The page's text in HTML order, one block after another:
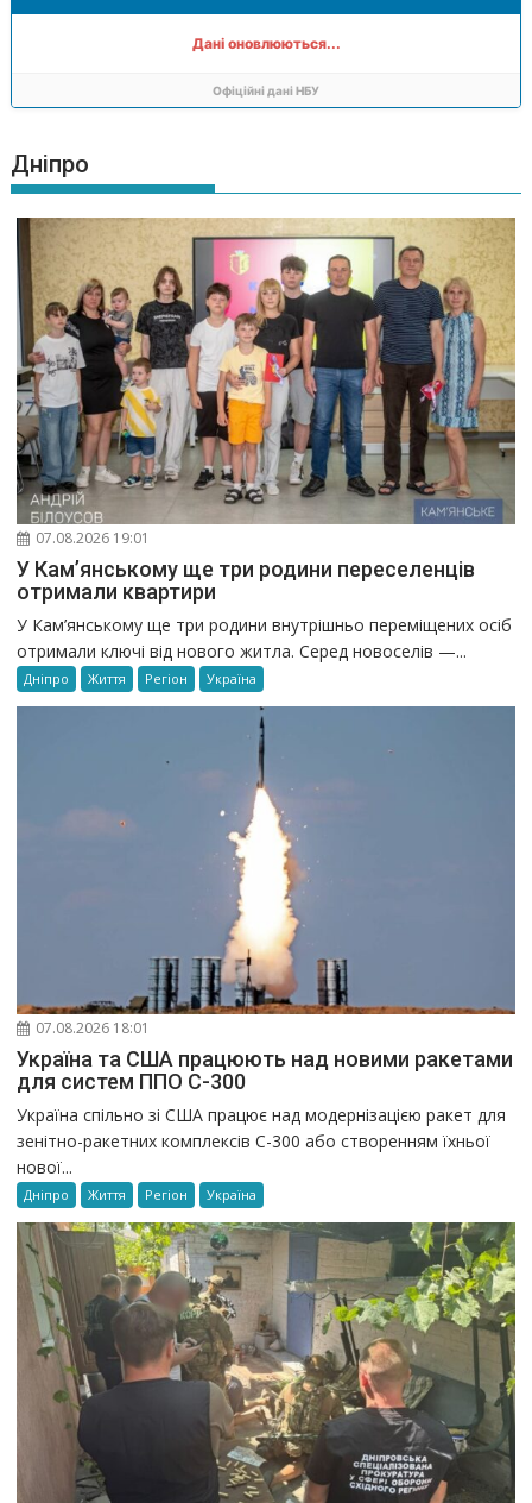
Дані оновлюються...
Офіційні дані НБУ
Дніпро
07.08.2026 19:01
У Кам’янському ще три родини переселенців
отримали квартири
У Кам’янському ще три родини внутрішньо переміщених осіб
отримали ключі від нового житла. Серед новоселів —...
Дніпро Життя Регіон Україна
07.08.2026 18:01
Україна та США працюють над новими ракетами
для систем ППО С-300
Україна спільно зі США працює над модернізацією ракет для
зенітно-ракетних комплексів С-300 або створенням їхньої
нової...
Дніпро Життя Регіон Україна